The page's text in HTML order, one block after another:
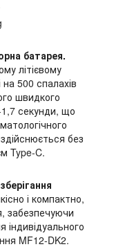
батарея.
літієвому
500 спалахів
швидкого
секунди, що
без
Type-C.
і компактно,
забезпечуючи
індивідуального
MF12-DK2.